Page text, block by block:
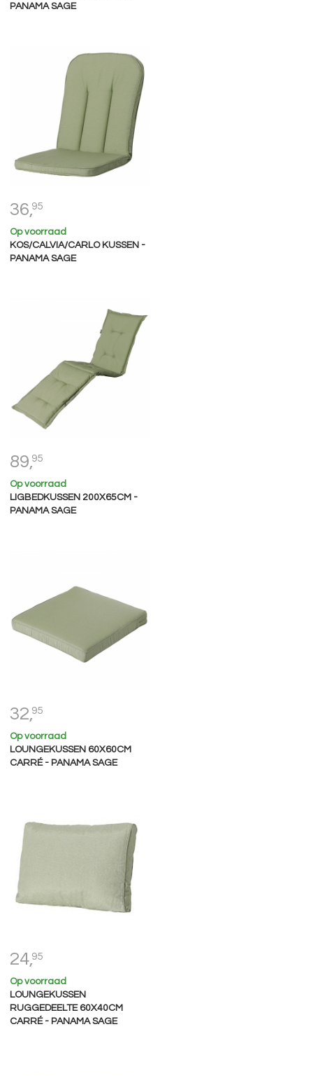
PANAMA SAGE
36,95
Op voorraad
KOS/CALVIA/CARLO KUSSEN -
PANAMA SAGE
89,95
Op voorraad
LIGBEDKUSSEN 200X65CM -
PANAMA SAGE
32,95
Op voorraad
LOUNGEKUSSEN 60X60CM
CARRÉ - PANAMA SAGE
24,95
Op voorraad
LOUNGEKUSSEN
RUGGEDEELTE 60X40CM
CARRÉ - PANAMA SAGE